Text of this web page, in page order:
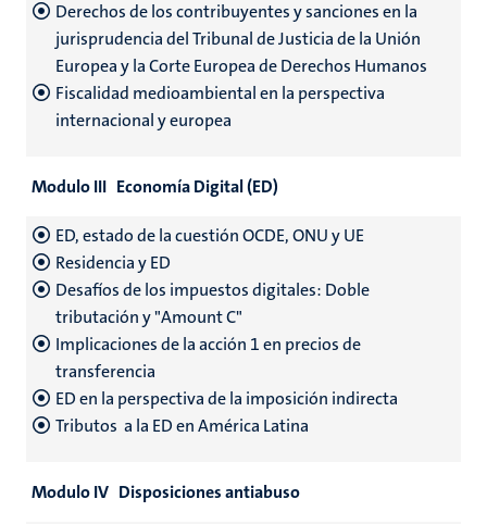
Derechos de los contribuyentes y sanciones en la
jurisprudencia del Tribunal de Justicia de la Unión
Europea y la Corte Europea de Derechos Humanos
Fiscalidad medioambiental en la perspectiva
internacional y europea
Modulo III Economía Digital (ED)
ED, estado de la cuestión OCDE, ONU y UE
Residencia y ED
Desafíos de los impuestos digitales: Doble
tributación y "Amount C"
Implicaciones de la acción 1 en precios de
transferencia
ED en la perspectiva de la imposición indirecta
Tributos a la ED en América Latina
Modulo IV Disposiciones antiabuso